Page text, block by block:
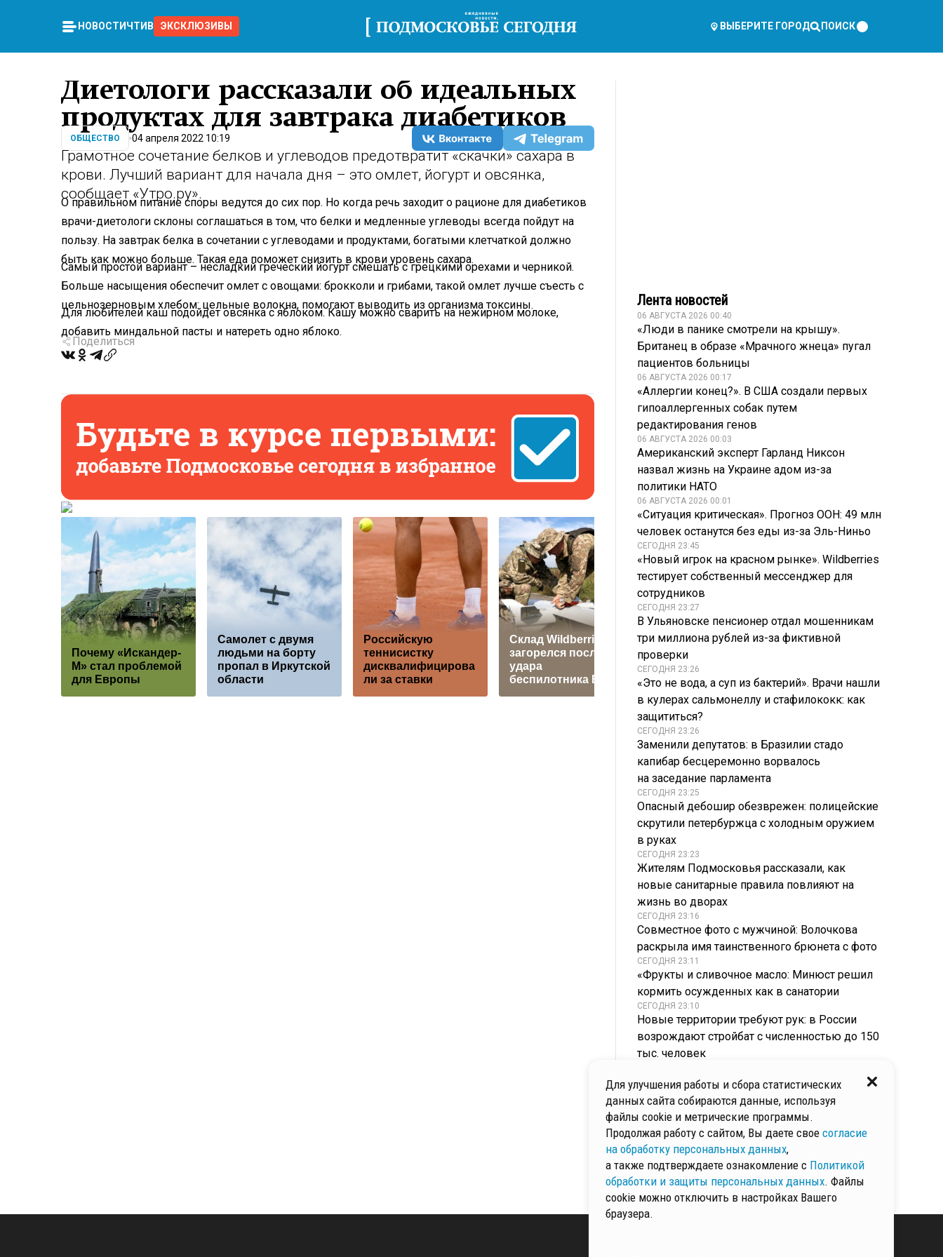
НОВОСТИ ЧТИВО ЭКСКЛЮЗИВЫ ВЫБЕРИТЕ ГОРОД ПОИСК
Диетологи рассказали об идеальных
продуктах для завтрака диабетиков
ОБЩЕСТВО 04 апреля 2022 10:19
Грамотное сочетание белков и углеводов предотвратит «скачки» сахара в
крови. Лучший вариант для начала дня – это омлет, йогурт и овсянка,
сообщает «Утро.ру».
О правильном питание споры ведутся до сих пор. Но когда речь заходит о рационе для диабетиков
врачи-диетологи склоны соглашаться в том, что белки и медленные углеводы всегда пойдут на
пользу. На завтрак белка в сочетании с углеводами и продуктами, богатыми клетчаткой должно
быть как можно больше. Такая еда поможет снизить в крови уровень сахара.
Самый простой вариант – несладкий греческий йогурт смешать с грецкими орехами и черникой.
Больше насыщения обеспечит омлет с овощами: брокколи и грибами, такой омлет лучше съесть с
цельнозерновым хлебом: цельные волокна, помогают выводить из организма токсины.
Для любителей каш подойдет овсянка с яблоком. Кашу можно сварить на нежирном молоке,
добавить миндальной пасты и натереть одно яблоко.
Поделиться
Почему «Искандер-
М» стал проблемой
для Европы
Самолет с двумя
людьми на борту
пропал в Иркутской
области
Российскую
теннисистку
дисквалифицирова
ли за ставки
Склад Wildberries
загорелся после
удара
беспилотника ВСУ
Фёдоров пообещал
убивать россиян "в
промышленных
масштабах"
Дмитриев
заподозрил
после падения цен
Лента новостей
06 АВГУСТА 2026 00:40
«Люди в панике смотрели на крышу».
Британец в образе «Мрачного жнеца» пугал
пациентов больницы
06 АВГУСТА 2026 00:17
«Аллергии конец?». В США создали первых
гипоаллергенных собак путем
редактирования генов
06 АВГУСТА 2026 00:03
Американский эксперт Гарланд Никсон
назвал жизнь на Украине адом из-за
политики НАТО
06 АВГУСТА 2026 00:01
«Ситуация критическая». Прогноз ООН: 49 млн
человек останутся без еды из-за Эль-Ниньо
СЕГОДНЯ 23:45
«Новый игрок на красном рынке». Wildberries
тестирует собственный мессенджер для
сотрудников
СЕГОДНЯ 23:27
В Ульяновске пенсионер отдал мошенникам
три миллиона рублей из-за фиктивной
проверки
СЕГОДНЯ 23:26
«Это не вода, а суп из бактерий». Врачи нашли
в кулерах сальмонеллу и стафилококк: как
защититься?
СЕГОДНЯ 23:26
Заменили депутатов: в Бразилии стадо
капибар бесцеремонно ворвалось
на заседание парламента
СЕГОДНЯ 23:25
Опасный дебошир обезврежен: полицейские
скрутили петербуржца с холодным оружием
в руках
СЕГОДНЯ 23:23
Жителям Подмосковья рассказали, как
новые санитарные правила повлияют на
жизнь во дворах
СЕГОДНЯ 23:16
Совместное фото с мужчиной: Волочкова
раскрыла имя таинственного брюнета с фото
СЕГОДНЯ 23:11
«Фрукты и сливочное масло: Минюст решил
кормить осужденных как в санатории
СЕГОДНЯ 23:10
Новые территории требуют рук: в России
возрождают стройбат с численностью до 150
тыс. человек
Смертную казнь хотят вернуть для
террористов: юрист раскрыл, почему
расстрелов не будет
СЕГОДНЯ 23:04
Более 80 тыс. блокировок за два года: в
РАНХиГС считают новое предложение
опасным для всех
Для улучшения работы и сбора статистических
данных сайта собираются данные, используя
файлы cookie и метрические программы.
Продолжая работу с сайтом, Вы даете свое согласие
на обработку персональных данных,
а также подтверждаете ознакомление с Политикой
обработки и защиты персональных данных. Файлы
cookie можно отключить в настройках Вашего
браузера.